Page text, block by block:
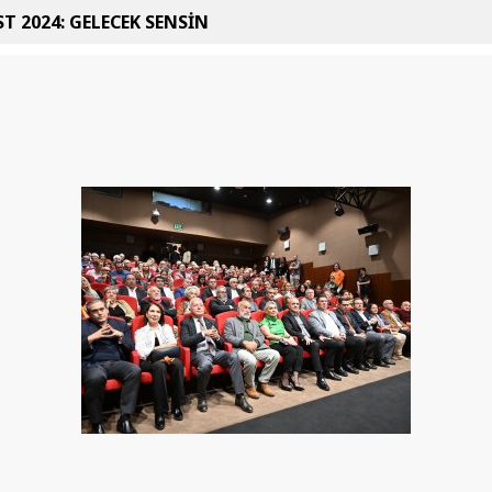
2024: GELECEK SENSİN